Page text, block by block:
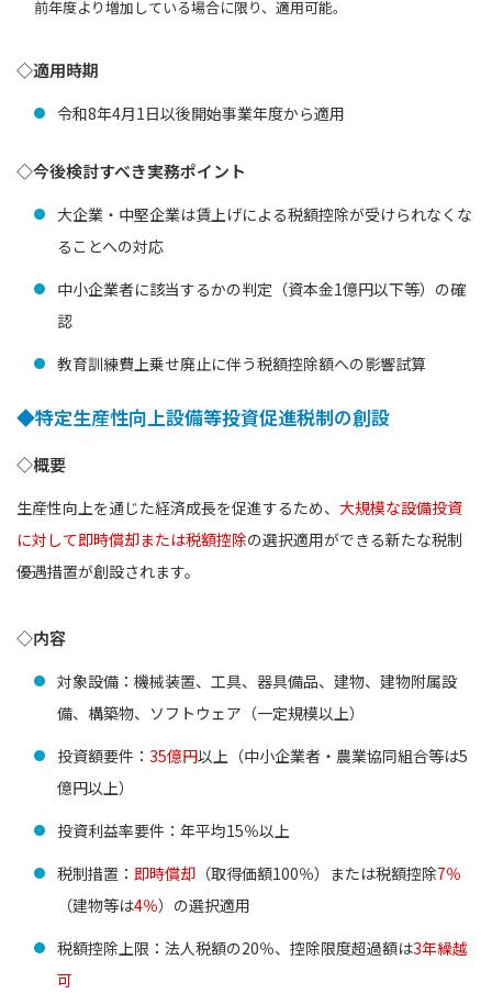
前年度より増加している場合に限り、適用可能。
◇適用時期
令和8年4月1日以後開始事業年度から適用
◇今後検討すべき実務ポイント
大企業・中堅企業は賃上げによる税額控除が受けられなくな
ることへの対応
中小企業者に該当するかの判定（資本金1億円以下等）の確
認
教育訓練費上乗せ廃止に伴う税額控除額への影響試算
◆特定生産性向上設備等投資促進税制の創設
◇概要
生産性向上を通じた経済成長を促進するため、 大規模な設備投資
に対して即時償却または税額控除の選択適用ができる新たな税制
優遇措置が創設されます。
◇内容
対象設備：機械装置、工具、器具備品、建物、建物附属設
備、構築物、ソフトウェア（一定規模以上）
投資額要件： 35億円以上（中小企業者・農業協同組合等は5
億円以上）
投資利益率要件：年平均15％以上
税制措置： 即時償却 （取得価額100％）または税額控除7％
（建物等は4％）の選択適用
税額控除上限：法人税額の20％、控除限度超過額は3年繰越
可